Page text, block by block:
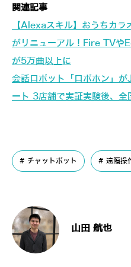
関連記事
【Alexaスキル】おうちカラ
がリニューアル！Fire TVや
が5万曲以上に
会話ロボット「ロボホン」
ート 3店舗で実証実験後、全
チャットボット 遠隔操
山田 航也